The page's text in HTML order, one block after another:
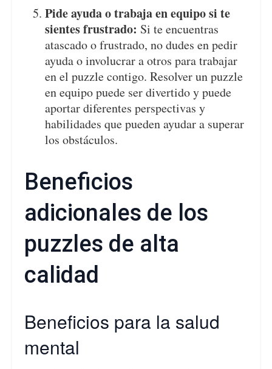
Pide ayuda o trabaja en equipo si te
sientes frustrado: Si te encuentras
atascado o frustrado, no dudes en pedir
ayuda o involucrar a otros para trabajar
en el puzzle contigo. Resolver un puzzle
en equipo puede ser divertido y puede
aportar diferentes perspectivas y
habilidades que pueden ayudar a superar
los obstáculos.
Beneficios
adicionales de los
puzzles de alta
calidad
Beneficios para la salud
mental